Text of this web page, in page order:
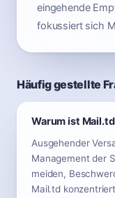
eingehende
fokussiert sich
Häufig gestellte
Warum ist
Ausgehender
Management der
meiden,
Mail.td